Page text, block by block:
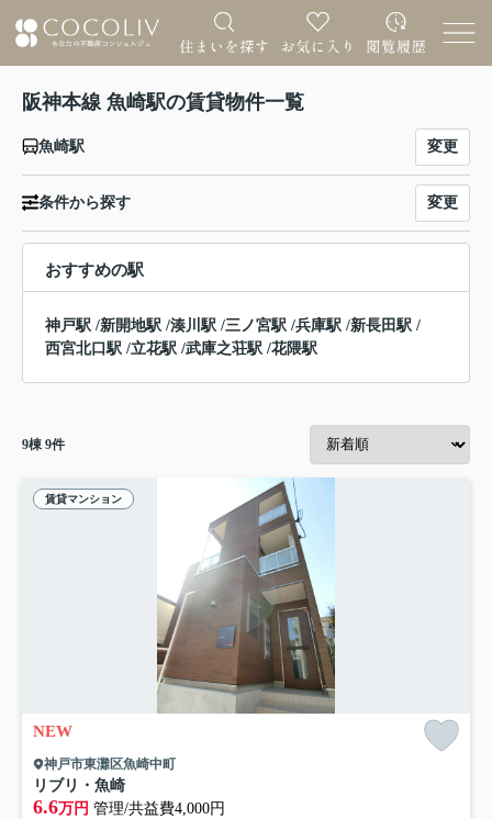
阪神本線 魚崎駅の賃貸物件一覧
魚崎駅 変更
条件から探す 変更
おすすめの駅
神戸駅 /新開地駅 /湊川駅 /三ノ宮駅 /兵庫駅 /新長田駅 /
西宮北口駅 /立花駅 /武庫之荘駅 /花隈駅
9棟 9件
賃貸マンション
NEW
神戸市東灘区魚崎中町
リブリ・魚崎
6.6万円 管理/共益費4,000円